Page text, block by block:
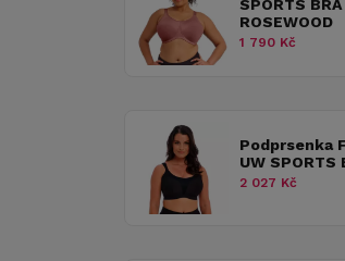
SPORTS
ROSEWOOD
1 790 Kč
Podprsenka
UW SPORTS
2 027 Kč